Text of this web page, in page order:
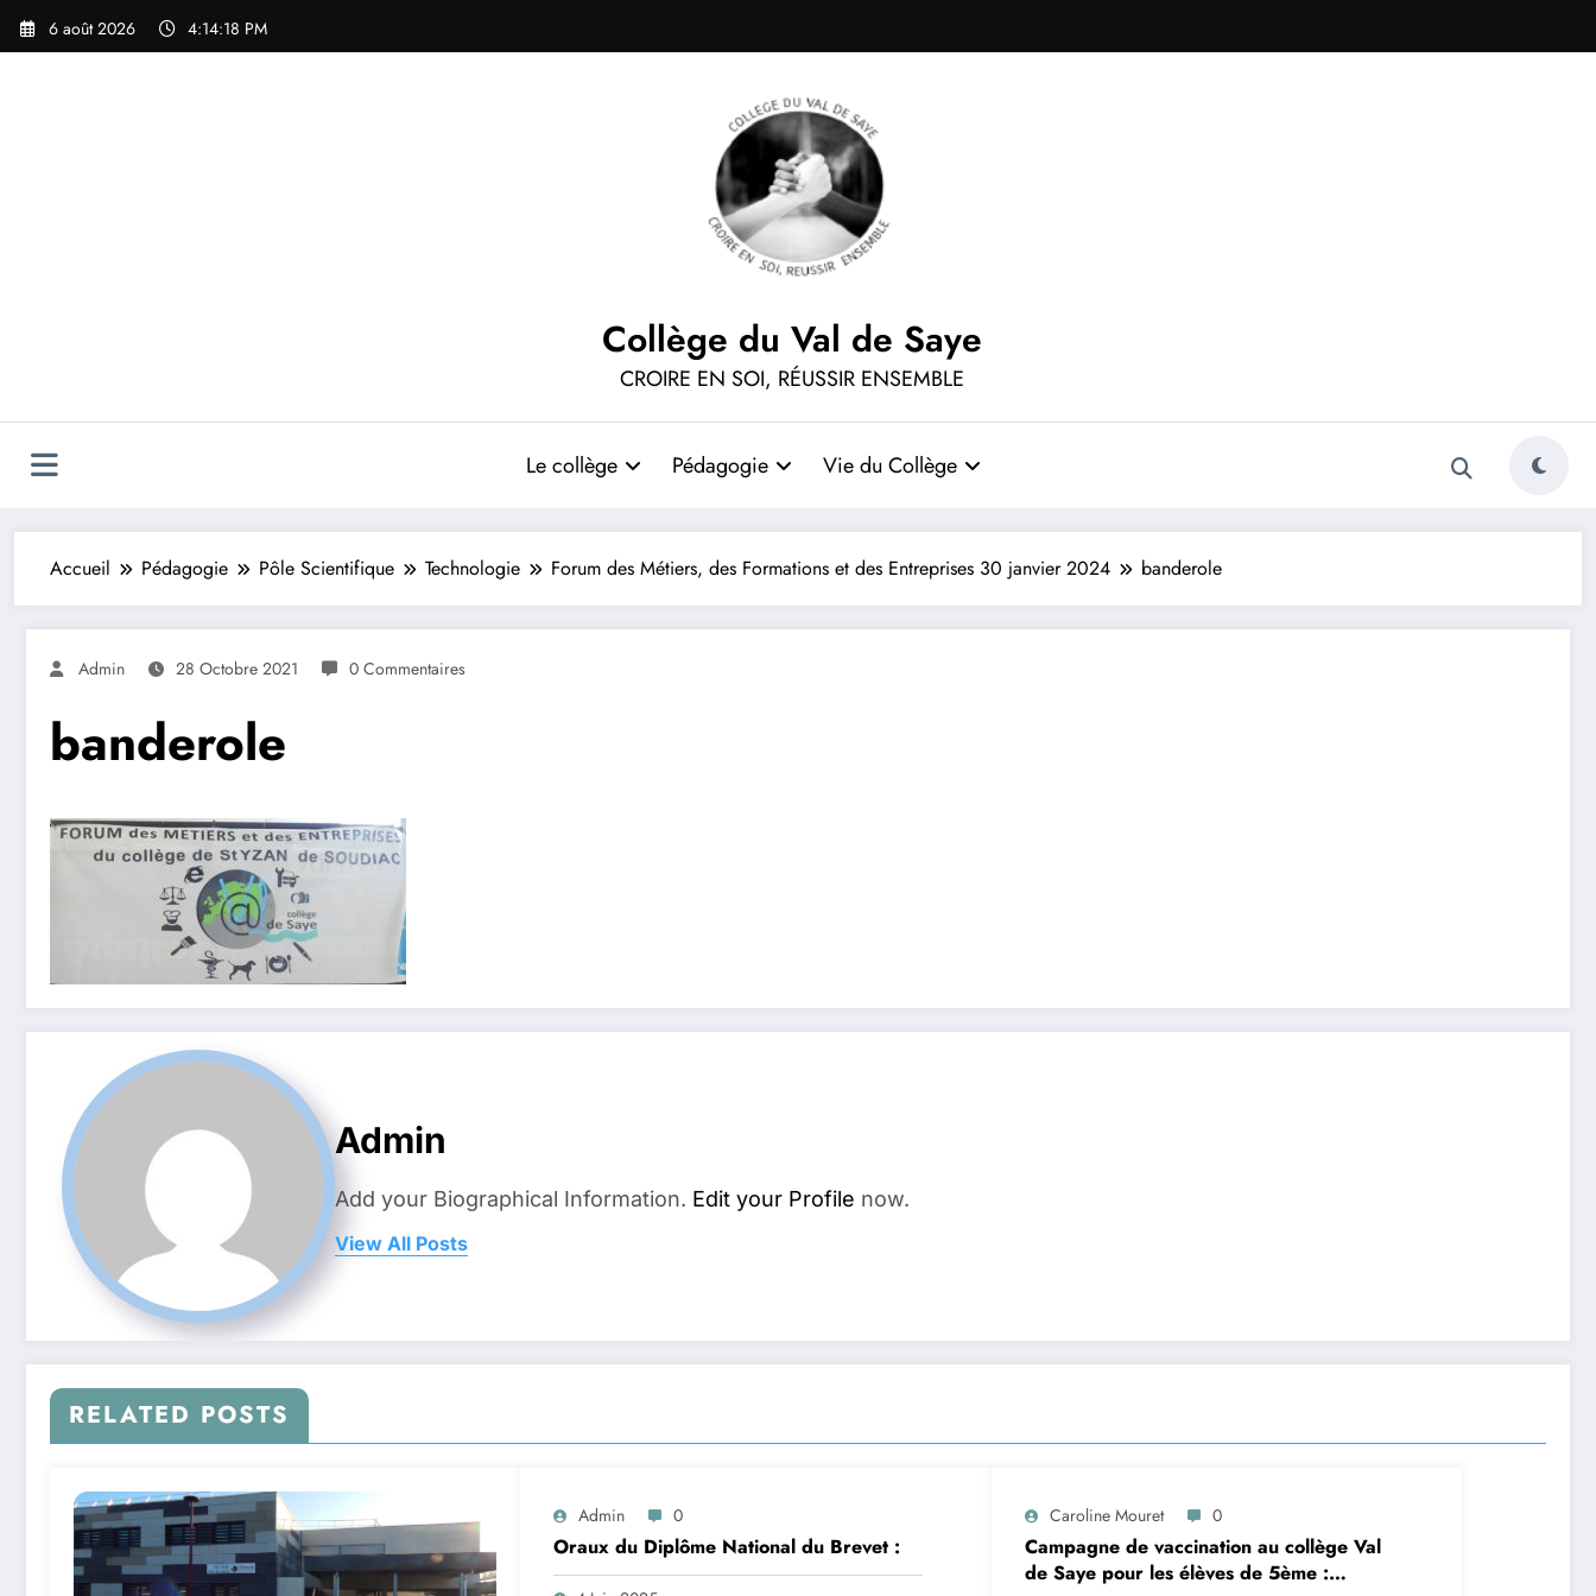
Aller
6 août 2026 4:14:18 PM
Collège du Val de Saye
CROIRE EN SOI, RÉUSSIR ENSEMBLE
Le collège Pédagogie Vie du Collège
Accueil Pédagogie Pôle Scientifique Technologie Forum des Métiers, des Formations et des Entreprises 30 janvier 2024 banderole
Admin 28 Octobre 2021 0 Commentaires
banderole
Admin
Add your Biographical Information. Edit your Profile now.
View All Posts
RELATED POSTS
Admin 0
Oraux du Diplôme National du Brevet :
Caroline Mouret 0
Campagne de vaccination au collège Val
de Saye pour les élèves de 5ème :